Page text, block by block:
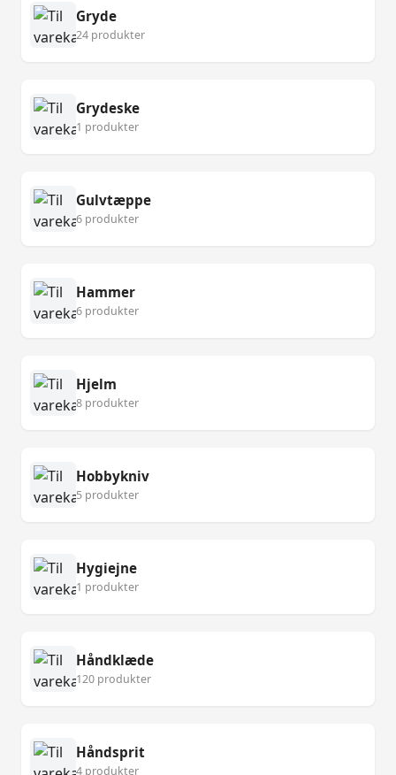
Gryde
24 produkter
Grydeske
1 produkter
Gulvtæppe
6 produkter
Hammer
6 produkter
Hjelm
8 produkter
Hobbykniv
5 produkter
Hygiejne
1 produkter
Håndklæde
120 produkter
Håndsprit
4 produkter